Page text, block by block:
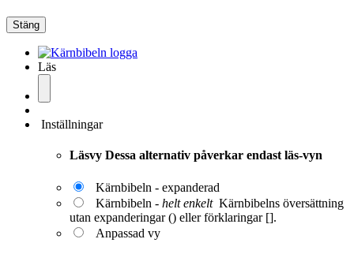
Stäng
Läs
Inställningar
Läsvy Dessa alternativ påverkar endast läs-vyn
Kärnbibeln - expanderad
Kärnbibeln - helt enkelt Kärnbibelns översättning
utan expanderingar () eller förklaringar [].
Anpassad vy